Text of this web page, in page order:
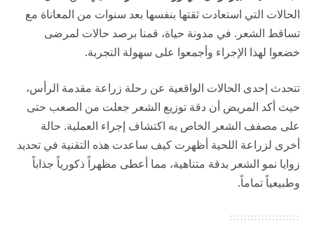
الحالات التي استعادت ثقتها بنفسها بعد سنوات من المعاناة مع
تساقط الشعر. في مدونة حياة، قمنا برصد حالات لمرضى
خضعوا لهذا الإجراء وأجمعوا على سهولة التجربة.
تتحدث إحدى الحالات الواقعية عن رحلة زراعة مقدمة الرأس،
حيث أكد المريض أن دقة توزيع الشعر جعلت من الصعب حتى
على مصفف الشعر الخاص به اكتشاف إجراء العملية. حالة
أخرى لزراعة اللحية أظهرت كيف ساعدت هذه التقنية في تحديد
زوايا نمو الشعر بدقة متناهية، مما أعطى مظهراً ذكورياً جذاباً
وطبيعياً تماماً.